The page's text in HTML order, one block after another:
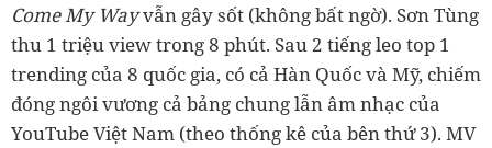
Come My Wayvẫn gây sốt (không bất ngờ). Sơn Tùng
thu 1 triệu view trong 8 phút. Sau 2 tiếng leo top 1
trending của 8 quốc gia, có cả Hàn Quốc và Mỹ, chiếm
đóng ngôi vương cả bảng chung lẫn âm nhạc của
YouTube Việt Nam (theo thống kê của bên thứ 3). MV